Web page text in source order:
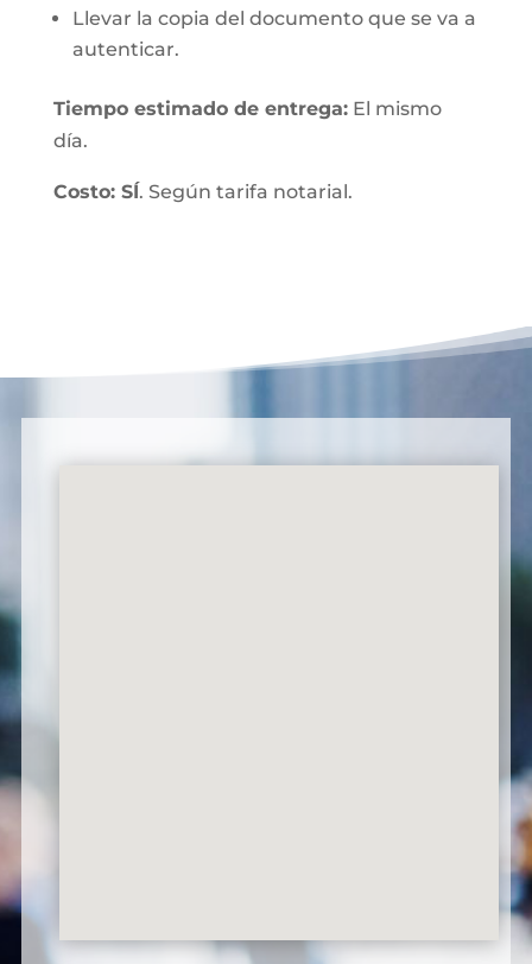
Llevar la copia del documento que se va a
autenticar.
Tiempo estimado de entrega:El mismo
día.
Costo: SÍ. Según tarifa notarial.